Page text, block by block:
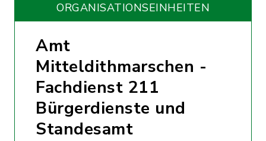
ORGANISATIONS­EINHEITEN
Amt
Mitteldithmarschen -
Fachdienst 211
Bürgerdienste und
Standesamt